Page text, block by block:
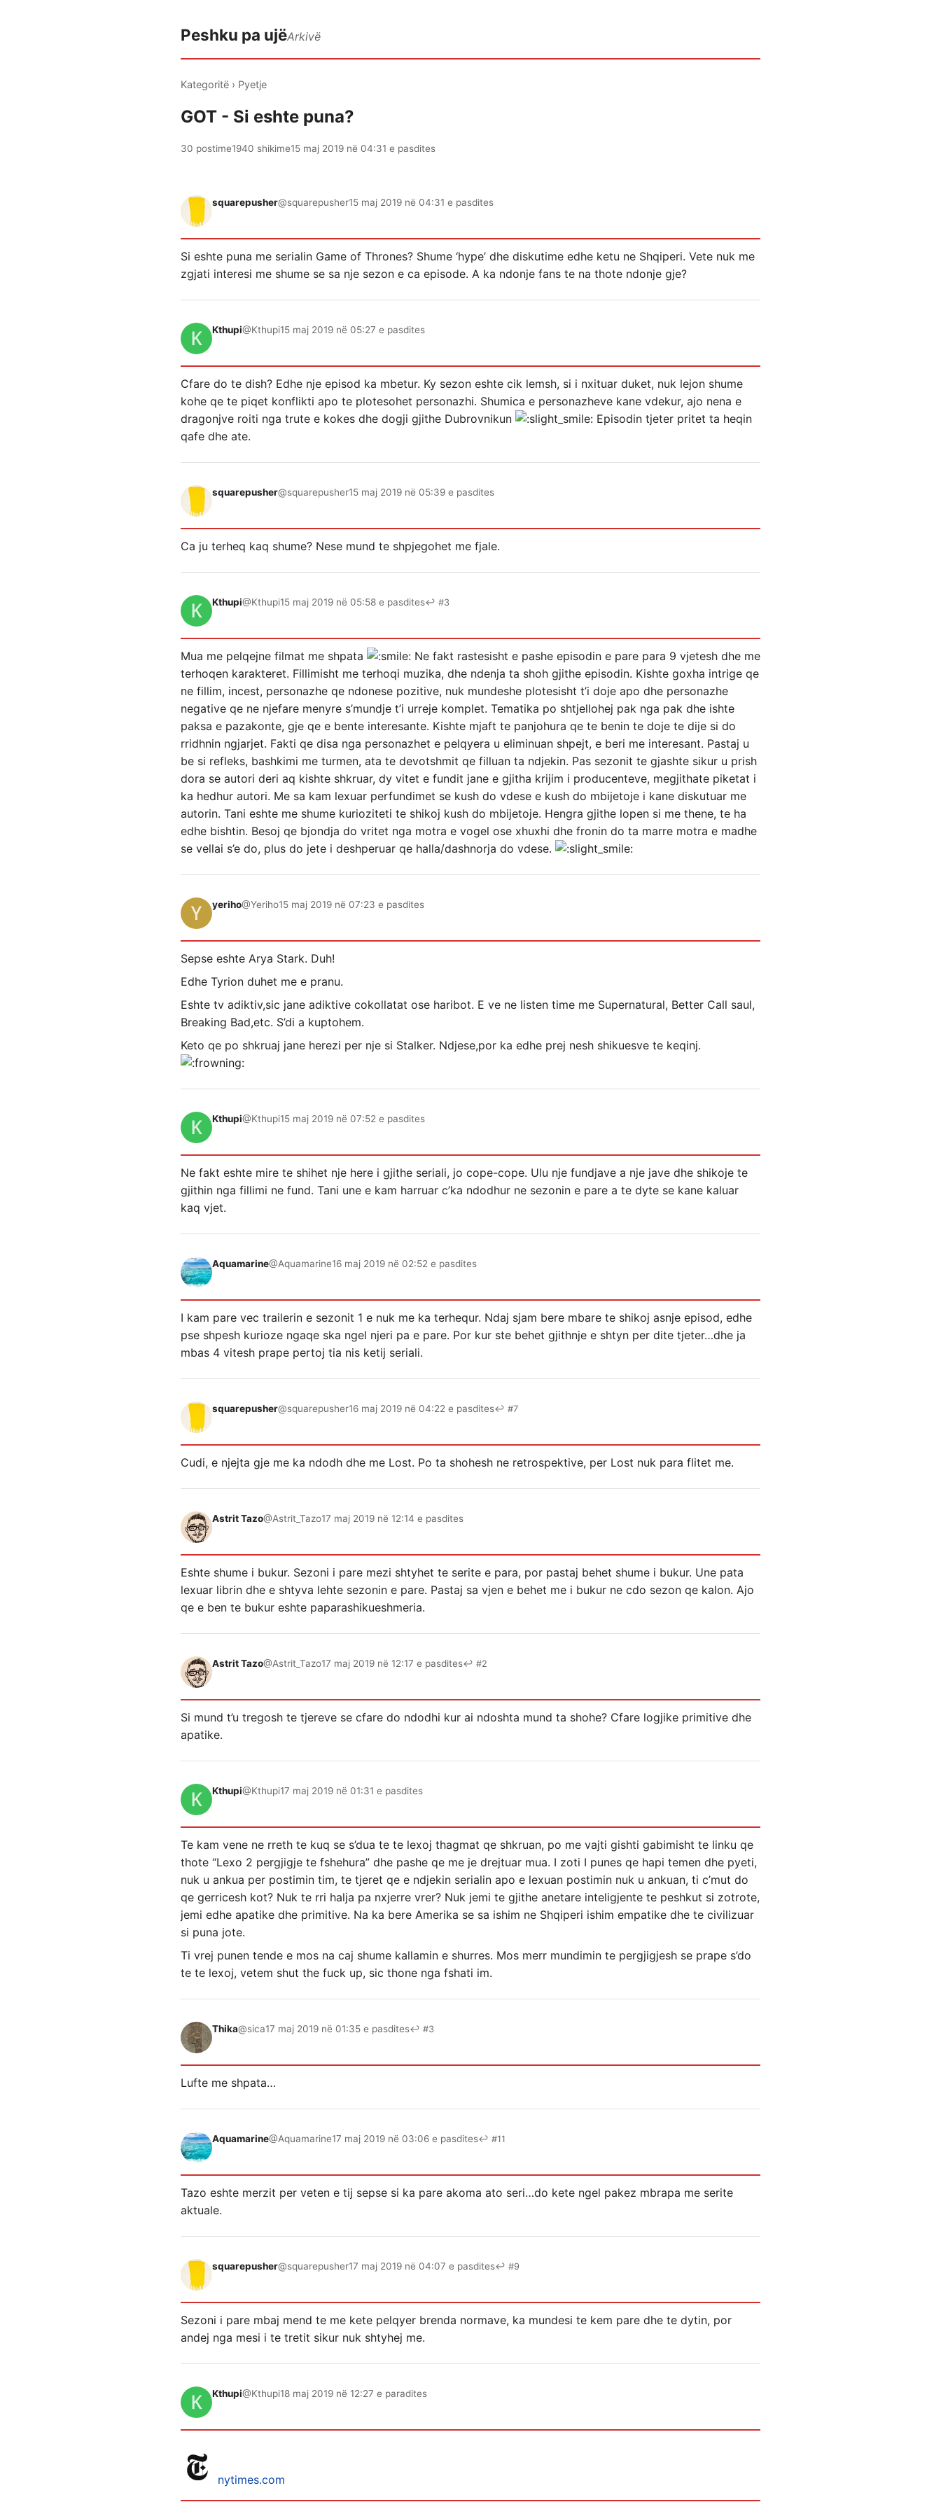
Peshku pa ujëArkivë
Kategoritë › Pyetje
GOT - Si eshte puna?
30 postime1940 shikime15 maj 2019 në 04:31 e pasdites
squarepusher@squarepusher15 maj 2019 në 04:31 e pasdites
Si eshte puna me serialin Game of Thrones? Shume ‘hype’ dhe diskutime edhe ketu ne Shqiperi. Vete nuk me
zgjati interesi me shume se sa nje sezon e ca episode. A ka ndonje fans te na thote ndonje gje?
Kthupi@Kthupi15 maj 2019 në 05:27 e pasdites
Cfare do te dish? Edhe nje episod ka mbetur. Ky sezon eshte cik lemsh, si i nxituar duket, nuk lejon shume
kohe qe te piqet konflikti apo te plotesohet personazhi. Shumica e personazheve kane vdekur, ajo nena e
dragonjve roiti nga trute e kokes dhe dogji gjithe Dubrovnikun
Episodin tjeter pritet ta heqin
qafe dhe ate.
squarepusher@squarepusher15 maj 2019 në 05:39 e pasdites
Ca ju terheq kaq shume? Nese mund te shpjegohet me fjale.
Kthupi@Kthupi15 maj 2019 në 05:58 e pasdites↩ #3
Mua me pelqejne filmat me shpata
Ne fakt rastesisht e pashe episodin e pare para 9 vjetesh dhe me
terhoqen karakteret. Fillimisht me terhoqi muzika, dhe ndenja ta shoh gjithe episodin. Kishte goxha intrige qe
ne fillim, incest, personazhe qe ndonese pozitive, nuk mundeshe plotesisht t’i doje apo dhe personazhe
negative qe ne njefare menyre s’mundje t’i urreje komplet. Tematika po shtjellohej pak nga pak dhe ishte
paksa e pazakonte, gje qe e bente interesante. Kishte mjaft te panjohura qe te benin te doje te dije si do
rridhnin ngjarjet. Fakti qe disa nga personazhet e pelqyera u eliminuan shpejt, e beri me interesant. Pastaj u
be si refleks, bashkimi me turmen, ata te devotshmit qe filluan ta ndjekin. Pas sezonit te gjashte sikur u prish
dora se autori deri aq kishte shkruar, dy vitet e fundit jane e gjitha krijim i producenteve, megjithate piketat i
ka hedhur autori. Me sa kam lexuar perfundimet se kush do vdese e kush do mbijetoje i kane diskutuar me
autorin. Tani eshte me shume kurioziteti te shikoj kush do mbijetoje. Hengra gjithe lopen si me thene, te ha
edhe bishtin. Besoj qe bjondja do vritet nga motra e vogel ose xhuxhi dhe fronin do ta marre motra e madhe
se vellai s’e do, plus do jete i deshperuar qe halla/dashnorja do vdese.
yeriho@Yeriho15 maj 2019 në 07:23 e pasdites
Sepse eshte Arya Stark. Duh!
Edhe Tyrion duhet me e pranu.
Eshte tv adiktiv,sic jane adiktive cokollatat ose haribot. E ve ne listen time me Supernatural, Better Call saul,
Breaking Bad,etc. S’di a kuptohem.
Keto qe po shkruaj jane herezi per nje si Stalker. Ndjese,por ka edhe prej nesh shikuesve te keqinj.
Kthupi@Kthupi15 maj 2019 në 07:52 e pasdites
Ne fakt eshte mire te shihet nje here i gjithe seriali, jo cope-cope. Ulu nje fundjave a nje jave dhe shikoje te
gjithin nga fillimi ne fund. Tani une e kam harruar c’ka ndodhur ne sezonin e pare a te dyte se kane kaluar
kaq vjet.
Aquamarine@Aquamarine16 maj 2019 në 02:52 e pasdites
I kam pare vec trailerin e sezonit 1 e nuk me ka terhequr. Ndaj sjam bere mbare te shikoj asnje episod, edhe
pse shpesh kurioze ngaqe ska ngel njeri pa e pare. Por kur ste behet gjithnje e shtyn per dite tjeter…dhe ja
mbas 4 vitesh prape pertoj tia nis ketij seriali.
squarepusher@squarepusher16 maj 2019 në 04:22 e pasdites↩ #7
Cudi, e njejta gje me ka ndodh dhe me Lost. Po ta shohesh ne retrospektive, per Lost nuk para flitet me.
Astrit Tazo@Astrit_Tazo17 maj 2019 në 12:14 e pasdites
Eshte shume i bukur. Sezoni i pare mezi shtyhet te serite e para, por pastaj behet shume i bukur. Une pata
lexuar librin dhe e shtyva lehte sezonin e pare. Pastaj sa vjen e behet me i bukur ne cdo sezon qe kalon. Ajo
qe e ben te bukur eshte paparashikueshmeria.
Astrit Tazo@Astrit_Tazo17 maj 2019 në 12:17 e pasdites↩ #2
Si mund t’u tregosh te tjereve se cfare do ndodhi kur ai ndoshta mund ta shohe? Cfare logjike primitive dhe
apatike.
Kthupi@Kthupi17 maj 2019 në 01:31 e pasdites
Te kam vene ne rreth te kuq se s’dua te te lexoj thagmat qe shkruan, po me vajti gishti gabimisht te linku qe
thote “Lexo 2 pergjigje te fshehura” dhe pashe qe me je drejtuar mua. I zoti I punes qe hapi temen dhe pyeti,
nuk u ankua per postimin tim, te tjeret qe e ndjekin serialin apo e lexuan postimin nuk u ankuan, ti c’mut do
qe gerricesh kot? Nuk te rri halja pa nxjerre vrer? Nuk jemi te gjithe anetare inteligjente te peshkut si zotrote,
jemi edhe apatike dhe primitive. Na ka bere Amerika se sa ishim ne Shqiperi ishim empatike dhe te civilizuar
si puna jote.
Ti vrej punen tende e mos na caj shume kallamin e shurres. Mos merr mundimin te pergjigjesh se prape s’do
te te lexoj, vetem shut the fuck up, sic thone nga fshati im.
Thika@sica17 maj 2019 në 01:35 e pasdites↩ #3
Lufte me shpata…
Aquamarine@Aquamarine17 maj 2019 në 03:06 e pasdites↩ #11
Tazo eshte merzit per veten e tij sepse si ka pare akoma ato seri…do kete ngel pakez mbrapa me serite
aktuale.
squarepusher@squarepusher17 maj 2019 në 04:07 e pasdites↩ #9
Sezoni i pare mbaj mend te me kete pelqyer brenda normave, ka mundesi te kem pare dhe te dytin, por
andej nga mesi i te tretit sikur nuk shtyhej me.
Kthupi@Kthupi18 maj 2019 në 12:27 e paradites
nytimes.com